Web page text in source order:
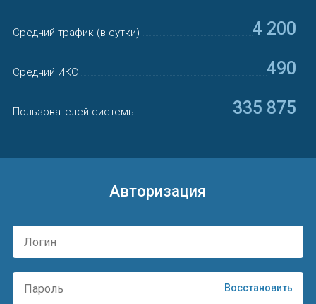
Авторизация
Восстановить
Средний трафик (в сутки) 4 200
Средний ИКС 490
Пользователей системы 335 875